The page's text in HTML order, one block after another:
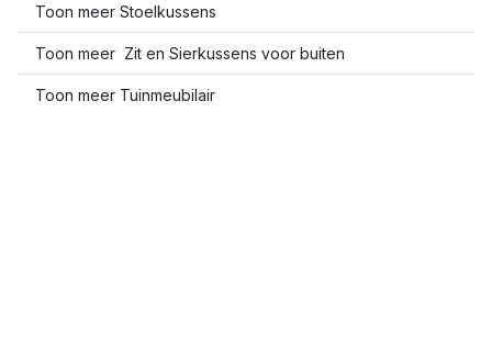
Toon meer Stoelkussens
Toon meer Zit en Sierkussens voor buiten
Toon meer Tuinmeubilair